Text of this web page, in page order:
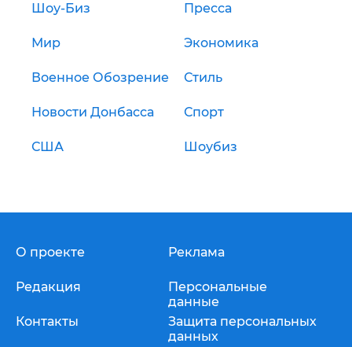
Шоу-Биз Пресса
Мир Экономика
Военное Обозрение Стиль
Новости Донбасса Спорт
США Шоубиз
О проекте
Редакция
Контакты
Реклама
Персональные
данные
Защита персональных
данных